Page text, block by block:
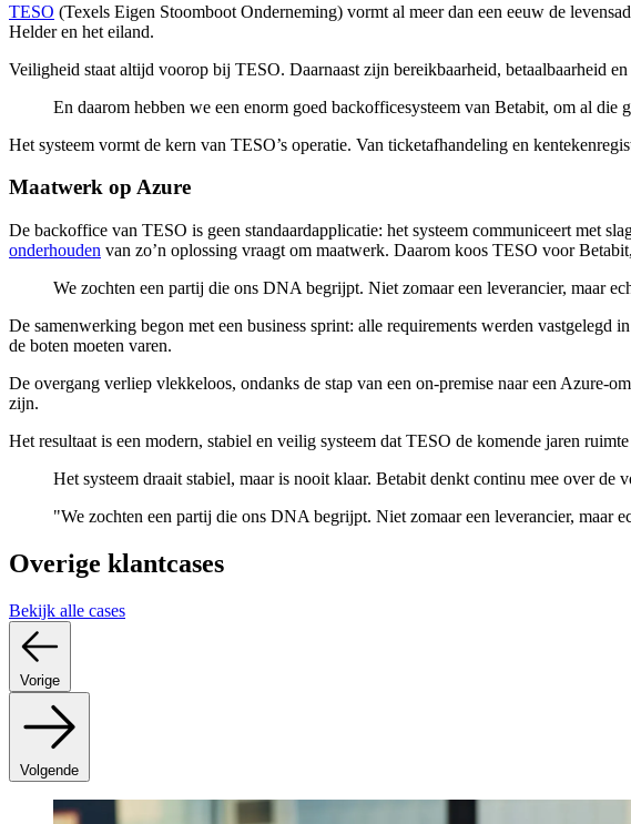
TESO (Texels Eigen Stoomboot Onderneming) vormt al meer dan een eeuw de
Helder en het eiland.
Veiligheid staat altijd voorop bij TESO. Daarnaast zijn bereikbaarheid, betaalbaarheid
En daarom hebben we een enorm goed backofficesysteem van Betabit, om al
Het systeem vormt de kern van TESO’s operatie. Van ticketafhandeling en
Maatwerk op Azure
De backoffice van TESO is geen standaardapplicatie: het systeem communiceert met
onderhouden van zo’n oplossing vraagt om maatwerk. Daarom koos TESO voor
We zochten een partij die ons DNA begrijpt. Niet zomaar een leverancier, maar
De samenwerking begon met een business sprint: alle requirements werden
de boten moeten varen.
De overgang verliep vlekkeloos, ondanks de stap van een on-premise naar een Azure-
zijn.
Het resultaat is een modern, stabiel en veilig systeem dat TESO de komende jaren
Het systeem draait stabiel, maar is nooit klaar. Betabit denkt continu mee over de
"We zochten een partij die ons DNA begrijpt. Niet zomaar een leverancier, maar
Overige klantcases
Bekijk alle cases
Vorige
Volgende